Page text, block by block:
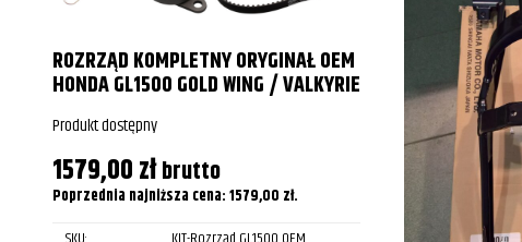
ROZRZĄD KOMPLETNY ORYGINAŁ OEM
HONDA GL1500 GOLD WING / VALKYRIE
Produkt dostępny
1579,00złbrutto
Poprzednia najniższa cena:1579,00 zł.